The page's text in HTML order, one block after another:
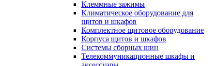
Клеммные зажимы
Климатическое оборудование для
щитов и шкафов
Комплектное щитовое оборудование
Корпуса щитов и шкафов
Системы сборных шин
Телекоммуникационные шкафы и